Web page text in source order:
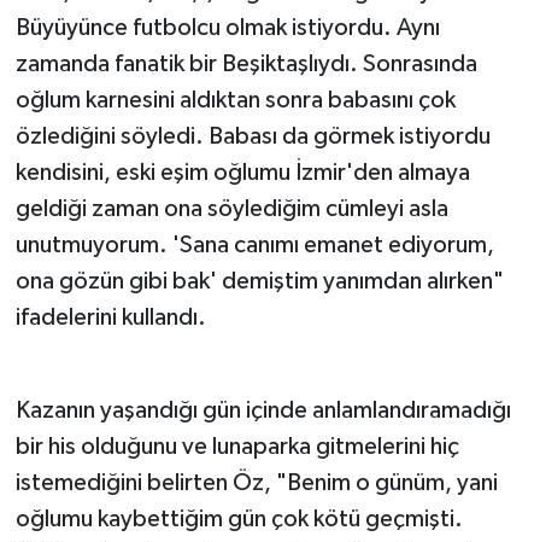
Büyüyünce futbolcu olmak istiyordu. Aynı
zamanda fanatik bir Beşiktaşlıydı. Sonrasında
oğlum karnesini aldıktan sonra babasını çok
özlediğini söyledi. Babası da görmek istiyordu
kendisini, eski eşim oğlumu İzmir'den almaya
geldiği zaman ona söylediğim cümleyi asla
unutmuyorum. 'Sana canımı emanet ediyorum,
ona gözün gibi bak' demiştim yanımdan alırken"
ifadelerini kullandı.
Kazanın yaşandığı gün içinde anlamlandıramadığı
bir his olduğunu ve lunaparka gitmelerini hiç
istemediğini belirten Öz, "Benim o günüm, yani
oğlumu kaybettiğim gün çok kötü geçmişti.